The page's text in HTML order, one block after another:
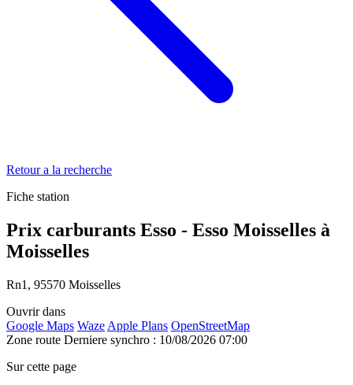
Retour a la recherche
Fiche station
Prix carburants Esso - Esso Moisselles à
Moisselles
Rn1, 95570 Moisselles
Ouvrir dans
Google Maps Waze Apple Plans OpenStreetMap
Zone route Derniere synchro : 10/08/2026 07:00
Sur cette page